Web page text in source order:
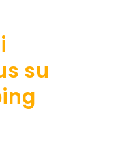
su